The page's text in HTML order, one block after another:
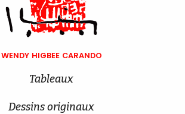
WENDY HIGBEE CARANDO
Tableaux
Dessins originaux